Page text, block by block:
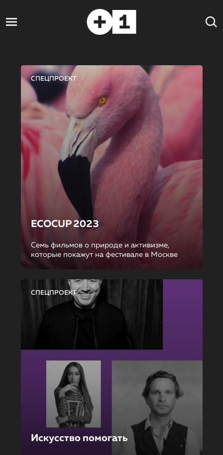
СПЕЦПРОЕКТ
ECOCUP 2023
Семь фильмов о природе и активизме,
которые покажут на фестивале в Москве
СПЕЦПРОЕКТ
Искусство помогать